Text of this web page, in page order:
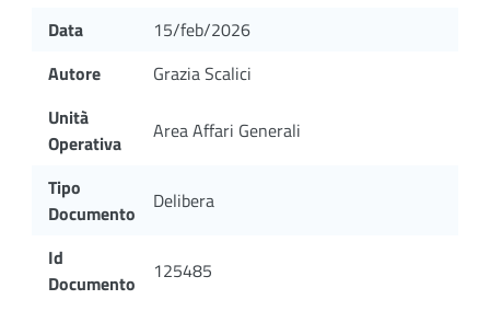
Data
15/feb/2026
Autore
Grazia Scalici
Unità
Operativa
Area Affari Generali
Tipo
Documento
Delibera
Id
Documento
125485